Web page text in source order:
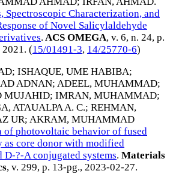
Spectroscopic Characterization, and
of Novel Salicylaldehyde
. ACS OMEGA, v. 6, n. 24, p.
2021. (15/01491-3, 14/25770-6)
; ISHAQUE, UME HABIBA;
ADNAN; ADEEL, MUHAMMAD;
MUJAHID; IMRAN, MUHAMMAD;
ATAUALPA A. C.; REHMAN,
UR; AKRAM, MUHAMMAD
of photovoltaic behavior of fused
core donor with modified
D-?-A conjugated systems. Materials
, v. 299, p. 13-pg., 2023-02-27.